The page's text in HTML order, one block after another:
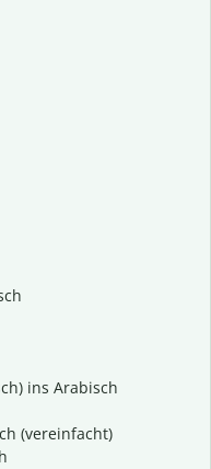
ins Arabisch
(vereinfacht)